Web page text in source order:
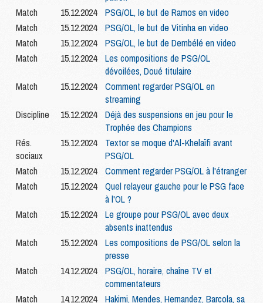
Match
15.12.2024
PSG/OL, le but de Ramos en video
Match
15.12.2024
PSG/OL, le but de Vitinha en video
Match
15.12.2024
PSG/OL, le but de Dembélé en video
Match
15.12.2024
Les compositions de PSG/OL
dévoilées, Doué titulaire
Match
15.12.2024
Comment regarder PSG/OL en
streaming
Discipline
15.12.2024
Déjà des suspensions en jeu pour le
Trophée des Champions
Rés.
sociaux
15.12.2024
Textor se moque d'Al-Khelaïfi avant
PSG/OL
Match
15.12.2024
Comment regarder PSG/OL à l'étranger
Match
15.12.2024
Quel relayeur gauche pour le PSG face
à l'OL ?
Match
15.12.2024
Le groupe pour PSG/OL avec deux
absents inattendus
Match
15.12.2024
Les compositions de PSG/OL selon la
presse
Match
14.12.2024
PSG/OL, horaire, chaîne TV et
commentateurs
Match
14.12.2024 Hakimi, Mendes, Hernandez, Barcola, sa